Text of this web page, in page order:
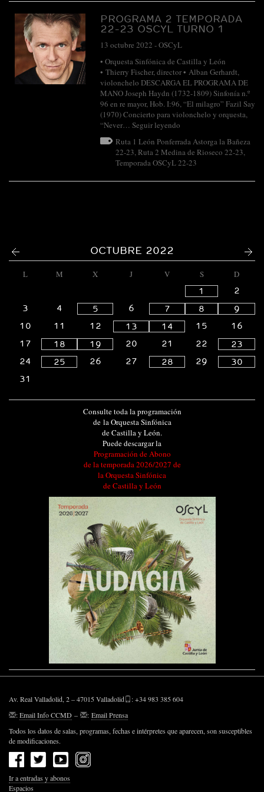
PROGRAMA 2 TEMPORADA
22-23 OSCYL TURNO 1
13 octubre 2022 -OSCyL
• Orquesta Sinfónica de Castilla y León
• Thierry Fischer, director • Alban Gerhardt,
violonchelo DESCARGA EL PROGRAMA DE
MANO Joseph Haydn (1732-1809) Sinfonía n.º
96 en re mayor, Hob. I:96, “El milagro” Fazil Say
(1970) Concierto para violonchelo y orquesta,
“Never… Seguir leyendo
Ruta 1 León Ponferrada Astorga la Bañeza
22-23,Ruta 2 Medina de Rioseco 22-23,
Temporada OSCyL 22-23
OCTUBRE 2022
L M X J V S
D
1
2
3
4 5 6 7 8
9
10
11 12 13 14 15
16
17
18 19 20 21 22
23
24
25 26 27 28 29
30
31
Consulte toda la programación
de la Orquesta Sinfónica
de Castilla y León.
Puede descargar la
Programación de Abono
de la temporada 2026/2027 de
la Orquesta Sinfónica
de Castilla y León
Av. Real Valladolid, 2 – 47015 Valladolid
: +34 983 385 604
:Email Info CCMD – : Email Prensa
Todos los datos de salas, programas, fechas e intérpretes que aparecen, son susceptibles
de modificaciones.
Ir a entradas y abonos
Espacios